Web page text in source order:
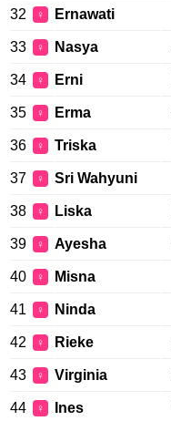
32 ♀ Ernawati
33 ♀ Nasya
34 ♀ Erni
35 ♀ Erma
36 ♀ Triska
37 ♀ Sri Wahyuni
38 ♀ Liska
39 ♀ Ayesha
40 ♀ Misna
41 ♀ Ninda
42 ♀ Rieke
43 ♀ Virginia
44 ♀ Ines